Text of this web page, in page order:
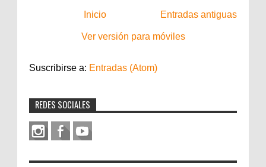
Entradas antiguas
Inicio
Ver versión para móviles
Suscribirse a: Entradas (Atom)
REDES SOCIALES